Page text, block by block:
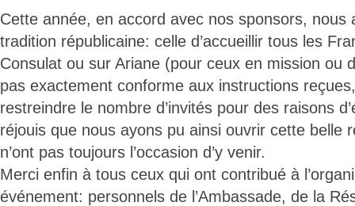
Cette année, en accord avec nos sponsors, nous
tradition républicaine: celle d’accueillir tous les
Consulat ou sur Ariane (pour ceux en mission ou
pas exactement conforme aux instructions
restreindre le nombre d’invités pour des raisons
réjouis que nous ayons pu ainsi ouvrir cette belle
n’ont pas toujours l’occasion d’y venir.
Merci enfin à tous ceux qui ont contribué à
événement: personnels de l’Ambassade, de la